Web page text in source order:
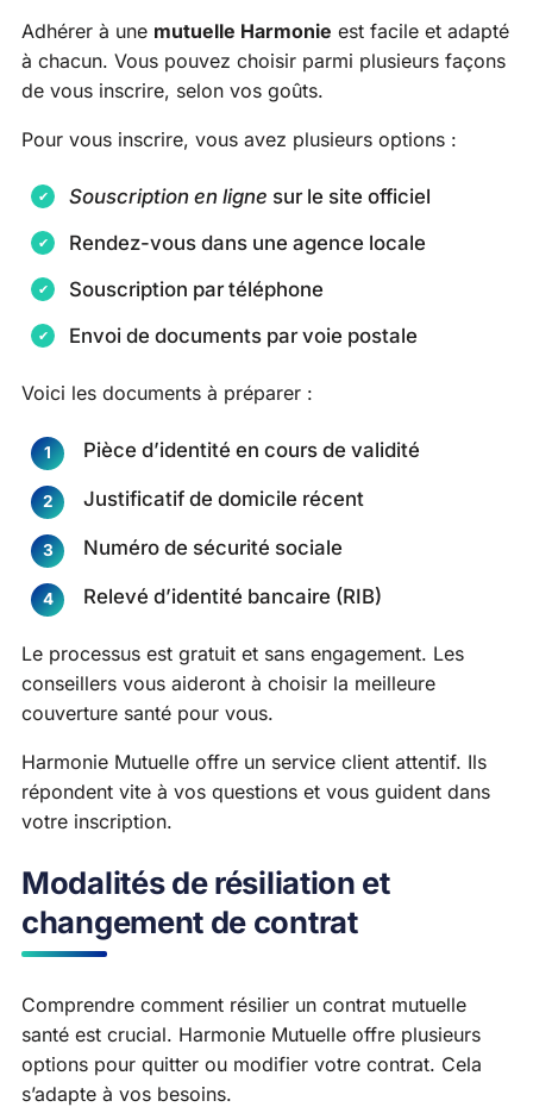
Adhérer à une mutuelle Harmonie est facile et adapté
à chacun. Vous pouvez choisir parmi plusieurs façons
de vous inscrire, selon vos goûts.
Pour vous inscrire, vous avez plusieurs options :
Souscription en ligne sur le site officiel
Rendez-vous dans une agence locale
Souscription par téléphone
Envoi de documents par voie postale
Voici les documents à préparer :
Pièce d’identité en cours de validité
Justificatif de domicile récent
Numéro de sécurité sociale
Relevé d’identité bancaire (RIB)
Le processus est gratuit et sans engagement. Les
conseillers vous aideront à choisir la meilleure
couverture santé pour vous.
Harmonie Mutuelle offre un service client attentif. Ils
répondent vite à vos questions et vous guident dans
votre inscription.
Modalités de résiliation et
changement de contrat
Comprendre comment résilier un contrat mutuelle
santé est crucial. Harmonie Mutuelle offre plusieurs
options pour quitter ou modifier votre contrat. Cela
s’adapte à vos besoins.